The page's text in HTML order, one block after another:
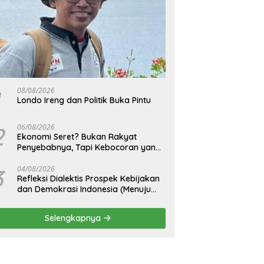
08/08/2026
Londo Ireng dan Politik Buka Pintu
06/08/2026
Ekonomi Seret? Bukan Rakyat
Penyebabnya, Tapi Kebocoran yang
04/08/2026
Refleksi Dialektis Prospek Kebijakan
dan Demokrasi Indonesia (Menuju
Republik Indonesia)
Selengkapnya